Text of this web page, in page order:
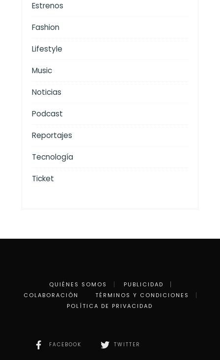
Estrenos
Fashion
Lifestyle
Music
Noticias
Podcast
Reportajes
Tecnología
Ticket
QUIÉNES SOMOS
PUBLICIDAD
COLABORACIÓN
TÉRMINOS Y CONDICIONES
POLÍTICA DE PRIVACIDAD
FACEBOOK TWITTER